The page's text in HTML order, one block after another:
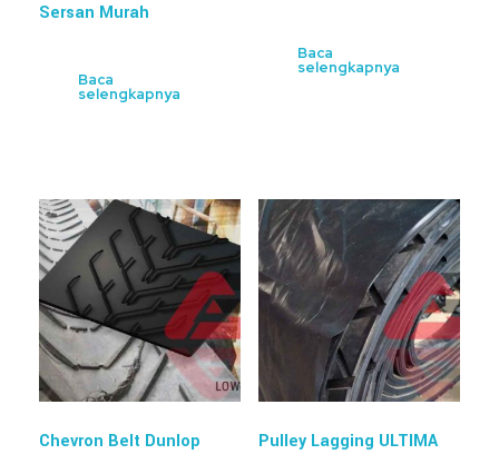
Sersan Murah
Baca
selengkapnya
Baca
selengkapnya
Chevron Belt Dunlop
Pulley Lagging ULTIMA